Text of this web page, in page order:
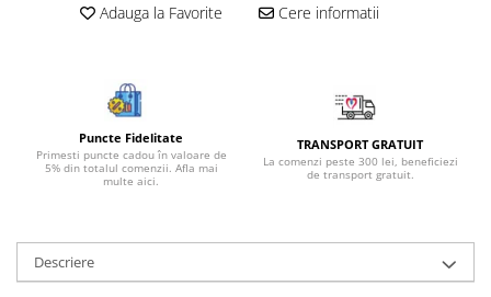
Bijuterii spinel
Bijuterii topaz
Bijuterii turcoaz
Bijuterii turmaline
Bijuterii morganit
Adauga la Favorite Cere informatii
Puncte Fidelitate
Primesti puncte cadou în valoare de
5% din totalul comenzii. Afla mai
multe aici.
TRANSPORT GRATUIT
La comenzi peste 300 lei, beneficiezi
de transport gratuit.
Descriere